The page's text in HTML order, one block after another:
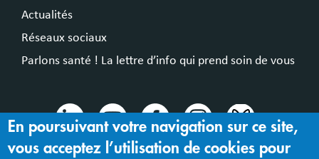
Actualités
Réseaux sociaux
Parlons santé ! La lettre d’info qui prend soin de vous
En poursuivant votre navigation sur ce site,
vous acceptez l’utilisation de cookies pour